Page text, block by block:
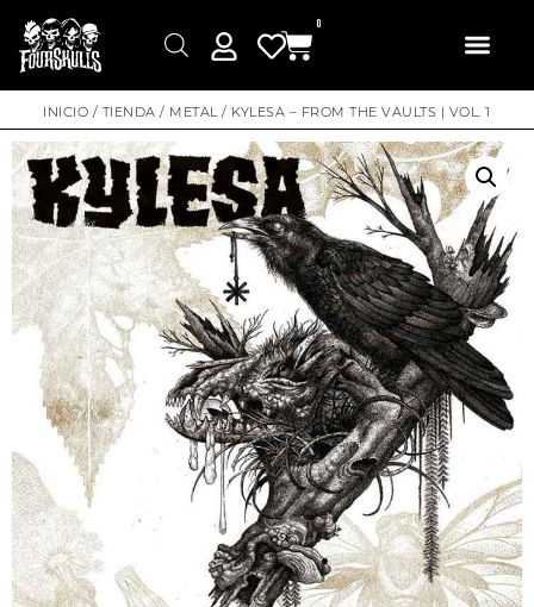
0
INICIO / TIENDA / METAL / KYLESA – FROM THE VAULTS | VOL. 1